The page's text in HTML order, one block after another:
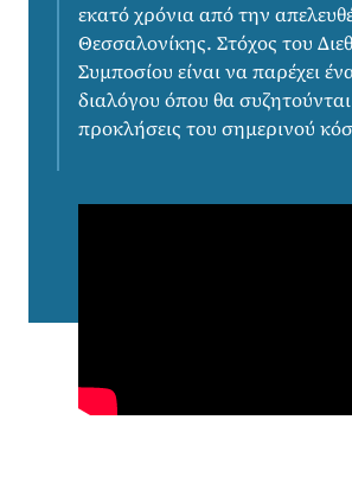
εκατό χρόνια από την
Θεσσαλονίκης. Στόχος του
Συμποσίου είναι να παρέχει
διαλόγου όπου θα συζητούνται
προκλήσεις του σημερινού